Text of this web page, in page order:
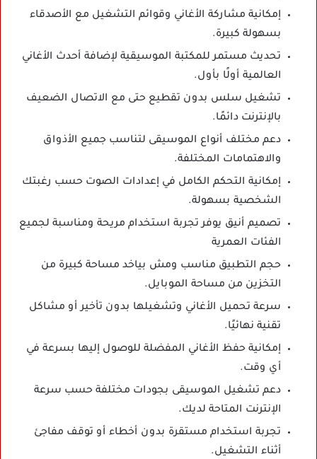
إمكانية مشاركة الأغاني وقوائم التشغيل مع الأصدقاء
بسهولة كبيرة.
تحديث مستمر للمكتبة الموسيقية لإضافة أحدث الأغاني
العالمية أولًا بأول.
تشغيل سلس بدون تقطيع حتى مع الاتصال الضعيف
بالإنترنت دائمًا.
دعم مختلف أنواع الموسيقى لتناسب جميع الأذواق
والاهتمامات المختلفة.
إمكانية التحكم الكامل في إعدادات الصوت حسب رغبتك
الشخصية بسهولة.
تصميم أنيق يوفر تجربة استخدام مريحة ومناسبة لجميع
الفئات العمرية
حجم التطبيق مناسب ومش بياخد مساحة كبيرة من
التخزين من مساحة الموبايل.
سرعة تحميل الأغاني وتشغيلها بدون تأخير أو مشاكل
تقنية نهائيًا.
إمكانية حفظ الأغاني المفضلة للوصول إليها بسرعة في
أي وقت.
دعم تشغيل الموسيقى بجودات مختلفة حسب سرعة
الإنترنت المتاحة لديك.
تجربة استخدام مستقرة بدون أخطاء أو توقف مفاجئ
أثناء التشغيل.